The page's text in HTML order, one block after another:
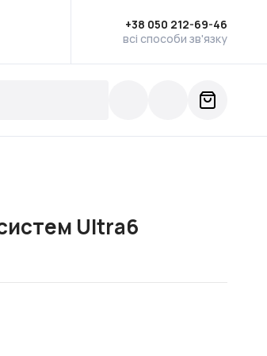
+38 050 212-69-46
всі способи зв'язку
Ultra6